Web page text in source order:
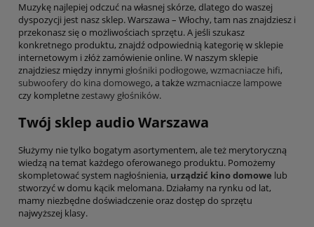
Muzykę najlepiej odczuć na własnej skórze, dlatego do waszej
dyspozycji jest nasz sklep. Warszawa – Włochy, tam nas znajdziesz i
przekonasz się o możliwościach sprzętu. A jeśli szukasz
konkretnego produktu, znajdź odpowiednią kategorię w sklepie
internetowym i złóż zamówienie online. W naszym sklepie
znajdziesz między innymi głośniki podłogowe, wzmacniacze hifi,
subwoofery do kina domowego, a takżewzmacniacze lampowe
czy kompletnezestawy głośników.
Twój sklep audio Warszawa
Służymy nie tylko bogatym asortymentem, ale też merytoryczną
wiedzą na temat każdego oferowanego produktu. Pomożemy
skompletować system nagłośnienia, urządzić kino domowe lub
stworzyć w domu kącik melomana. Działamy na rynku od lat,
mamy niezbędne doświadczenie oraz dostęp do sprzętu
najwyższej klasy.